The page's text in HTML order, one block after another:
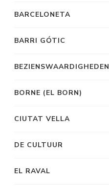
BARCELONETA
BARRI GÓTIC
BEZIENSWAARDIGHEDEN
BORNE (EL BORN)
CIUTAT VELLA
DE CULTUUR
EL RAVAL